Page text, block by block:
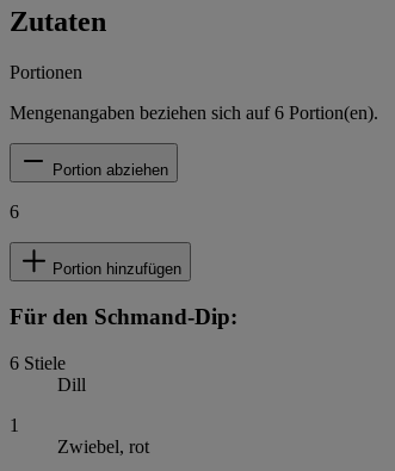
Zutaten
Portionen
Mengenangaben beziehen sich auf6 Portion(en).
Portion abziehen
6
Portion hinzufügen
Für den Schmand-Dip:
6 Stiele
Dill
1
Zwiebel, rot